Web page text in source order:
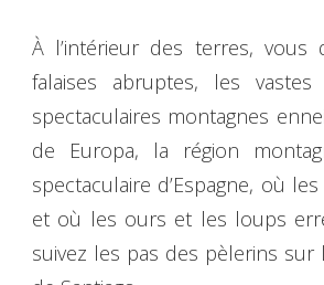
À l’intérieur des terres, vous
falaises abruptes, les
spectaculaires montagnes
de Europa, la région
spectaculaire d’Espagne, où les
et où les ours et les loups
suivez les pas des pèlerins sur